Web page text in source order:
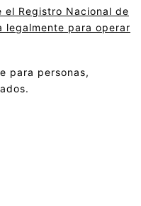
Registro Nacional de
legalmente para operar
para personas,